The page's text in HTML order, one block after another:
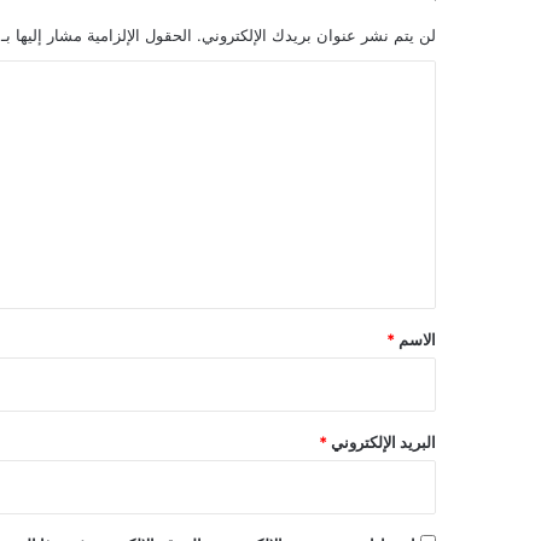
لن يتم نشر عنوان بريدك الإلكتروني. الحقول الإلزامية مشار إليها بـ
*
الاسم *
البريد الإلكتروني *